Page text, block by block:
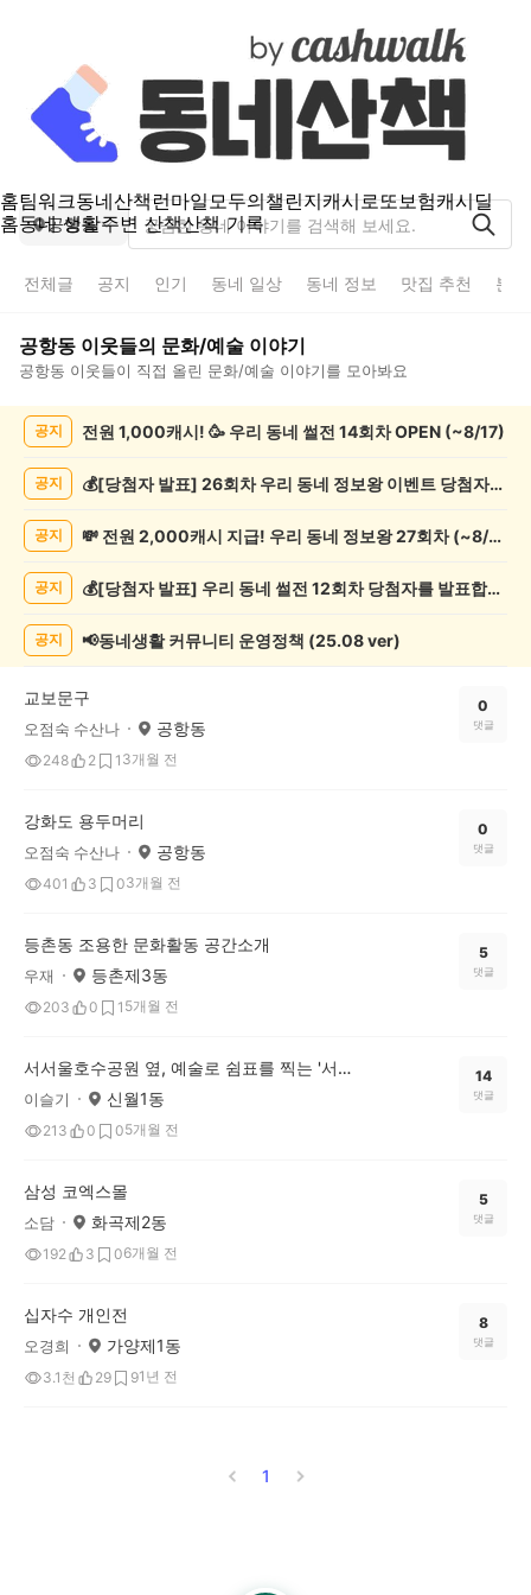
홈팀워크동네산책런마일모두의챌린지캐시로또보험캐시딜
홈동네 생활주변 산책산책 기록
공항동
전체글 공지 인기 동네 일상 동네 정보 맛집 추천 분
공항동 이웃들의 문화/예술 이야기
공항동 이웃들이 직접 올린 문화/예술 이야기를 모아봐요
록
공지 전원 1,000캐시! 🥳 우리 동네 썰전 14회차 OPEN (~8/17)
공지 💰[당첨자 발표] 26회차 우리 동네 정보왕 이벤트 당첨자를 발표합니다!
공지 💸 전원 2,000캐시 지급! 우리 동네 정보왕 27회차 (~8/10)
공지 💰[당첨자 발표] 우리 동네 썰전 12회차 당첨자를 발표합니다!
공지 📢동네생활 커뮤니티 운영정책 (25.08 ver)
교보문구
오점숙 수산나 공항동
248 2 1 3개월 전
0
댓글
강화도 용두머리
오점숙 수산나 공항동
401 3 03개월 전
0
댓글
등촌동 조용한 문화활동 공간소개
우재 등촌제3동
203 0 1 5개월 전
5
댓글
서서울호수공원 옆, 예술로 쉼표를 찍는 '서울문화예술교육센터 양천'에 다녀왔어요!
이슬기 신월1동
213 0 05개월 전
14
댓글
삼성 코엑스몰
소담 화곡제2동
192 3 06개월 전
5
댓글
십자수 개인전
오경희 가양제1동
3.1천 29 91년 전
8
댓글
1